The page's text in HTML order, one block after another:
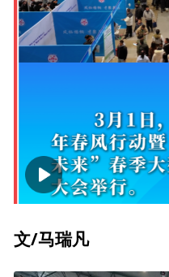
00:00
文/马瑞凡